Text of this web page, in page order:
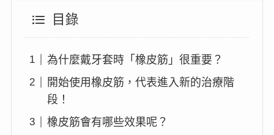
目錄
為什麼戴牙套時「橡皮筋」很重要？
開始使用橡皮筋，代表進入新的治療階
段！
橡皮筋會有哪些效果呢？